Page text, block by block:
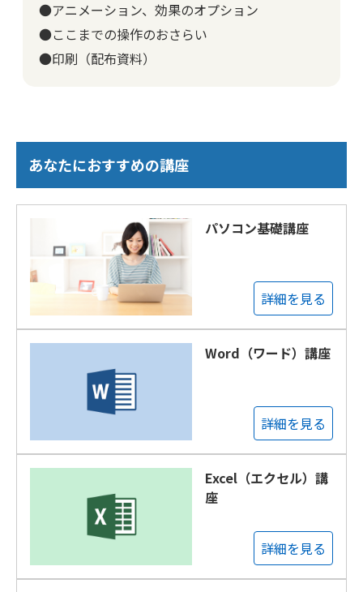
●アニメーション、効果のオプション
●ここまでの操作のおさらい
●印刷（配布資料）
あなたにおすすめの講座
パソコン基礎講座
詳細を見る
Word（ワード）講座
詳細を見る
Excel（エクセル）講
座
詳細を見る